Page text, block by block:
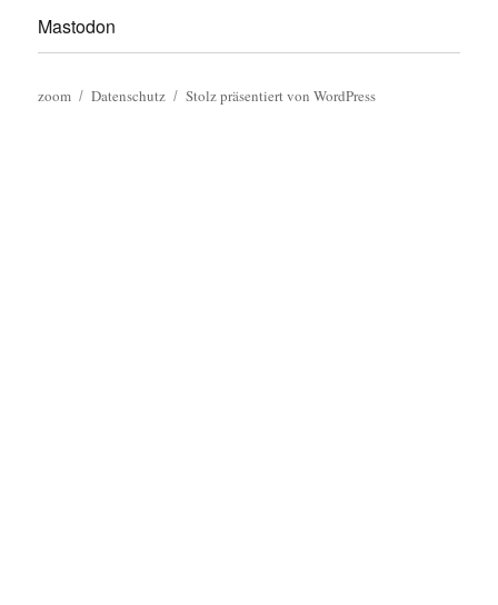
Mastodon
zoom Datenschutz Stolz präsentiert von WordPress